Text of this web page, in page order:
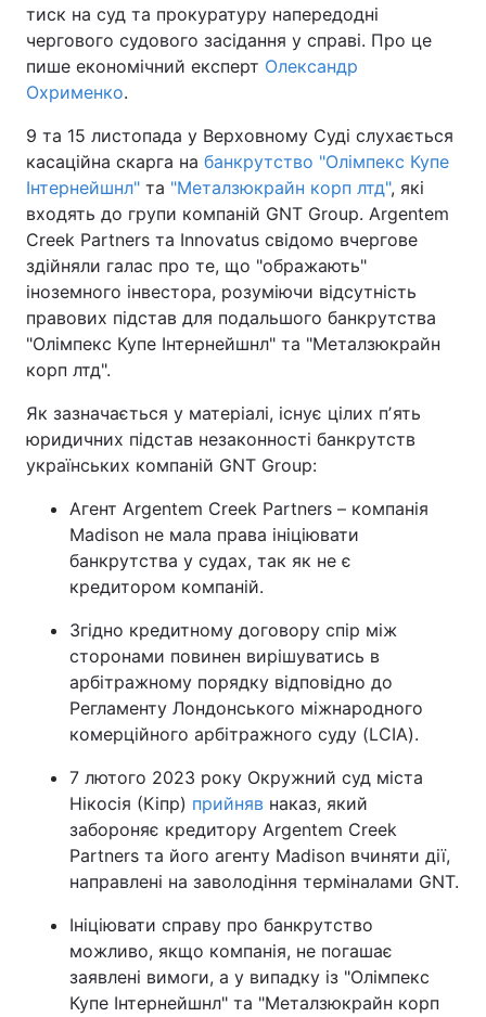
тиск на суд та прокуратуру напередодні
чергового судового засідання у справі. Про це
пише економічний експерт Олександр
Охрименко.
9 та 15 листопада у Верховному Суді слухається
касаційна скарга на банкрутство "Олімпекс Купе
Інтернейшнл" та "Металзюкрайн корп лтд", які
входять до групи компаній GNT Group. Argentem
Creek Partners та Innovatus свідомо вчергове
здійняли галас про те, що "ображають"
іноземного інвестора, розуміючи відсутність
правових підстав для подальшого банкрутства
"Олімпекс Купе Інтернейшнл" та "Металзюкрайн
корп лтд".
Як зазначається у матеріалі, існує цілих пʼять
юридичних підстав незаконності банкрутств
українських компаній GNT Group:
Агент Argentem Creek Partners – компанія
Madison не мала права ініціювати
банкрутства у судах, так як не є
кредитором компаній.
Згідно кредитному договору спір між
сторонами повинен вирішуватись в
арбітражному порядку відповідно до
Регламенту Лондонського міжнародного
комерційного арбітражного суду (LCIA).
7 лютого 2023 року Окружний суд міста
Нікосія (Кіпр) прийняв наказ, який
забороняє кредитору Argentem Creek
Partners та його агенту Madison вчиняти дії,
направлені на заволодіння терміналами GNT.
Ініціювати справу про банкрутство
можливо, якщо компанія, не погашає
заявлені вимоги, а у випадку із "Олімпекс
Купе Інтернейшнл" та "Металзюкрайн корп